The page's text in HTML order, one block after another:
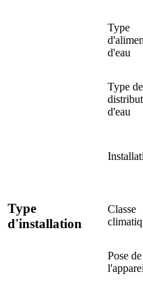
Type
d'eau
Type de
d'eau
Type
d'installation
Classe
Pose de